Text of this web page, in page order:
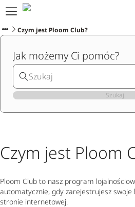
Dlaczego Ploom?
Sklep
Oferty Specjalne
Wsparcie
Wydarzenia
Sklepy Ploom
Czym jest Ploom Club?
Jak możemy Ci pomóc?
Szukaj
Czym jest Ploom
Ploom Club to nasz program
automatycznie, gdy zarejestrujesz swoje
stronie internetowej.